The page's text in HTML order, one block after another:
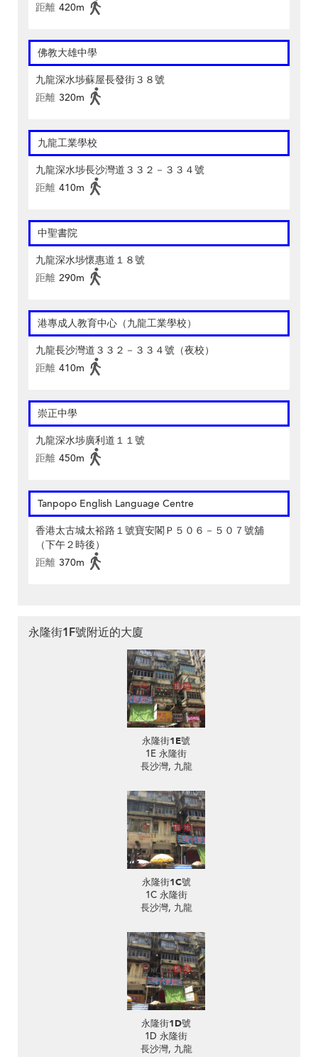
距離 420m
佛教大雄中學
九龍深水埗蘇屋長發街３８號
距離 320m
九龍工業學校
九龍深水埗長沙灣道３３２－３３４號
距離 410m
中聖書院
九龍深水埗懷惠道１８號
距離 290m
港專成人教育中心（九龍工業學校）
九龍長沙灣道３３２－３３４號（夜校）
距離 410m
崇正中學
九龍深水埗廣利道１１號
距離 450m
Tanpopo English Language Centre
香港太古城太裕路１號寶安閣Ｐ５０６－５０７號舖
（下午２時後）
距離 370m
永隆街1F號附近的大廈
永隆街1E號
1E 永隆街
長沙灣, 九龍
永隆街1C號
1C 永隆街
長沙灣, 九龍
永隆街1D號
1D 永隆街
長沙灣, 九龍